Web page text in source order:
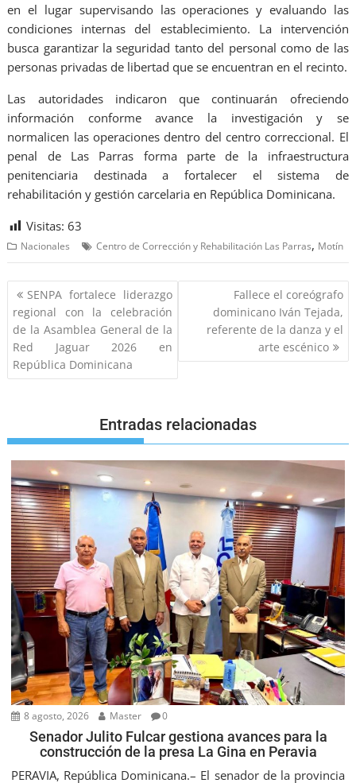
en el lugar supervisando las operaciones y evaluando las
condiciones internas del establecimiento. La intervención
busca garantizar la seguridad tanto del personal como de las
personas privadas de libertad que se encuentran en el recinto.
Las autoridades indicaron que continuarán ofreciendo
información conforme avance la investigación y se
normalicen las operaciones dentro del centro correccional. El
penal de Las Parras forma parte de la infraestructura
penitenciaria destinada a fortalecer el sistema de
rehabilitación y gestión carcelaria en República Dominicana.
Visitas: 63
Nacionales Centro de Corrección y Rehabilitación Las Parras, Motín
SENPA fortalece liderazgo
regional con la celebración
de la Asamblea General de la
Red Jaguar 2026 en
República Dominicana
Fallece el coreógrafo
dominicano Iván Tejada,
referente de la danza y el
arte escénico
Entradas relacionadas
8 agosto, 2026 Master 0
Senador Julito Fulcar gestiona avances para la
construcción de la presa La Gina en Peravia
PERAVIA, República Dominicana.– El senador de la provincia